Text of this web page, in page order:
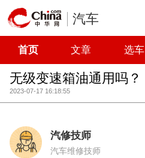
汽车
首页 文章 选车
无级变速箱油通用吗？
2023-07-17 16:18:55
汽修技师
汽车维修技师